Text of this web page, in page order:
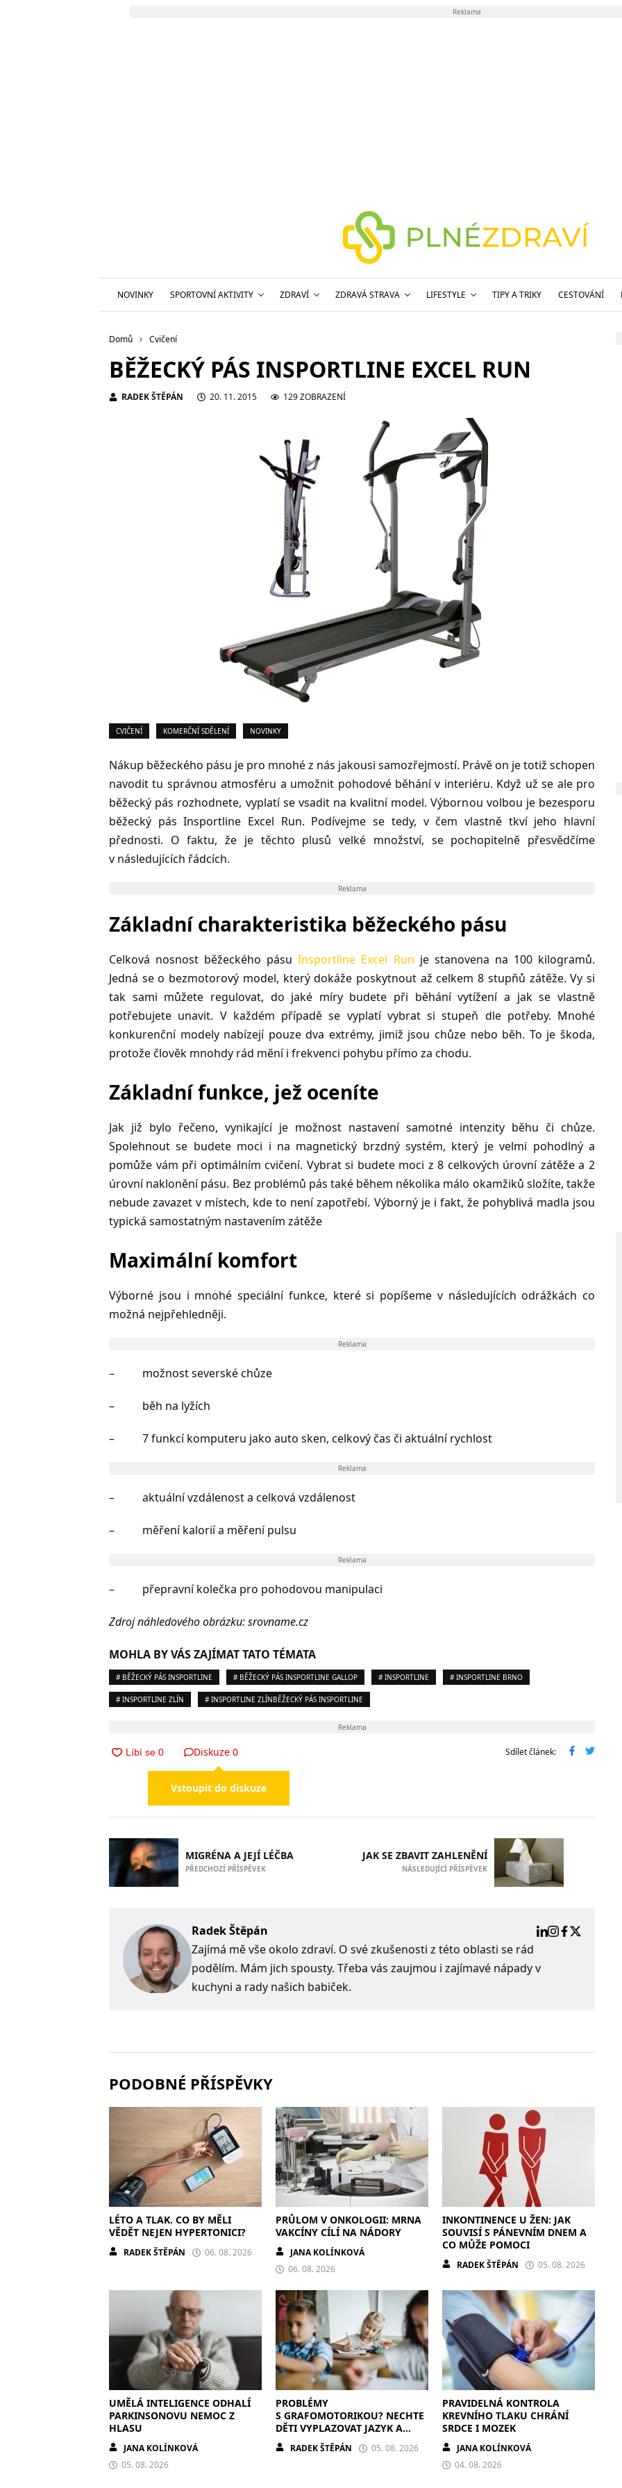
Reklama
NOVINKY SPORTOVNÍ AKTIVITY ZDRAVÍ ZDRAVÁ STRAVA LIFESTYLE TIPY A TRIKY CESTOVÁNÍ
Domů Cvičení
BĚŽECKÝ PÁS INSPORTLINE EXCEL RUN
RADEK ŠTĚPÁN 20. 11. 2015 129 ZOBRAZENÍ
CVIČENÍ KOMERČNÍ SDĚLENÍ NOVINKY
Nákup běžeckého pásu je pro mnohé z nás jakousi samozřejmostí. Právě on je totiž schopen
navodit tu správnou atmosféru a umožnit pohodové běhání v interiéru. Když už se ale pro
běžecký pás rozhodnete, vyplatí se vsadit na kvalitní model. Výbornou volbou je bezesporu
běžecký pás Insportline Excel Run. Podívejme se tedy, v čem vlastně tkví jeho hlavní
přednosti. O faktu, že je těchto plusů velké množství, se pochopitelně přesvědčíme
v následujících řádcích.
Reklama
Základní charakteristika běžeckého pásu
Celková nosnost běžeckého pásuInsportline Excel Run je stanovena na 100 kilogramů.
Jedná se o bezmotorový model, který dokáže poskytnout až celkem 8 stupňů zátěže. Vy si
tak sami můžete regulovat, do jaké míry budete při běhání vytížení a jak se vlastně
potřebujete unavit. V každém případě se vyplatí vybrat si stupeň dle potřeby. Mnohé
konkurenční modely nabízejí pouze dva extrémy, jimiž jsou chůze nebo běh. To je škoda,
protože člověk mnohdy rád mění i frekvenci pohybu přímo za chodu.
Základní funkce, jež oceníte
Jak již bylo řečeno, vynikající je možnost nastavení samotné intenzity běhu či chůze.
Spolehnout se budete moci i na magnetický brzdný systém, který je velmi pohodlný a
pomůže vám při optimálním cvičení. Vybrat si budete moci z 8 celkových úrovní zátěže a 2
úrovní naklonění pásu. Bez problémů pás také během několika málo okamžiků složíte, takže
nebude zavazet v místech, kde to není zapotřebí. Výborný je i fakt, že pohyblivá madla jsou
typická samostatným nastavením zátěže
Maximální komfort
Výborné jsou i mnohé speciální funkce, které si popíšeme v následujících odrážkách co
možná nejpřehledněji.
Reklama
– možnost severské chůze
– běh na lyžích
– 7 funkcí komputeru jako auto sken, celkový čas či aktuální rychlost
Reklama
– aktuální vzdálenost a celková vzdálenost
– měření kalorií a měření pulsu
Reklama
– přepravní kolečka pro pohodovou manipulaci
Zdroj náhledového obrázku: srovname.cz
MOHLA BY VÁS ZAJÍMAT TATO TÉMATA
# BĚŽECKÝ PÁS INSPORTLINE # BĚŽECKÝ PÁS INSPORTLINE GALLOP # INSPORTLINE # INSPORTLINE BRNO
# INSPORTLINE ZLÍN # INSPORTLINE ZLÍNBĚŽECKÝ PÁS INSPORTLINE
Reklama
Diskuze 0
Vstoupit do diskuze
Sdílet článek:
MIGRÉNA A JEJÍ LÉČBA
PŘEDCHOZÍ PŘÍSPĚVEK
JAK SE ZBAVIT ZAHLENĚNÍ
NÁSLEDUJÍCÍ PŘÍSPĚVEK
Radek Štěpán
Zajímá mě vše okolo zdraví. O své zkušenosti z této oblasti se rád
podělím. Mám jich spousty. Třeba vás zaujmou i zajímavé nápady v
kuchyni a rady našich babiček.
PODOBNÉ PŘÍSPĚVKY
LÉTO A TLAK. CO BY MĚLI
VĚDĚT NEJEN HYPERTONICI?
RADEK ŠTĚPÁN 06. 08. 2026
PRŮLOM V ONKOLOGII: MRNA
VAKCÍNY CÍLÍ NA NÁDORY
JANA KOLÍNKOVÁ
06. 08. 2026
INKONTINENCE U ŽEN: JAK
SOUVISÍ S PÁNEVNÍM DNEM A
CO MŮŽE POMOCI
RADEK ŠTĚPÁN 05. 08. 2026
UMĚLÁ INTELIGENCE ODHALÍ
PARKINSONOVU NEMOC Z
HLASU
JANA KOLÍNKOVÁ
05. 08. 2026
PROBLÉMY
S GRAFOMOTORIKOU? NECHTE
DĚTI VYPLAZOVAT JAZYK A
MALOVAT PO ZDECH
RADEK ŠTĚPÁN 05. 08. 2026
PRAVIDELNÁ KONTROLA
KREVNÍHO TLAKU CHRÁNÍ
SRDCE I MOZEK
JANA KOLÍNKOVÁ
04. 08. 2026